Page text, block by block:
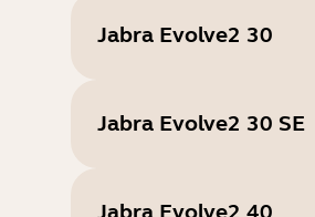
Jabra Evolve2 30
Jabra Evolve2 30 SE